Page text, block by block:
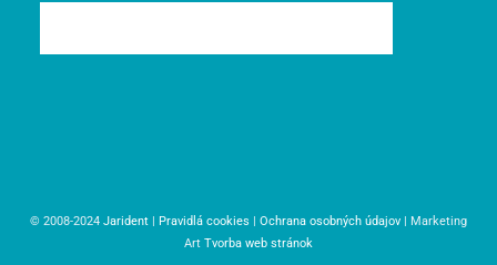
© 2008-2024 Jarident | Pravidlá cookies | Ochrana osobných údajov | Marketing
Art Tvorba web stránok